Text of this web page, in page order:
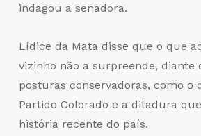
indagou a senadora.
Lídice da Mata disse que o que
vizinho não a surpreende, diante
posturas conservadoras, como o
Partido Colorado e a ditadura
história recente do país.